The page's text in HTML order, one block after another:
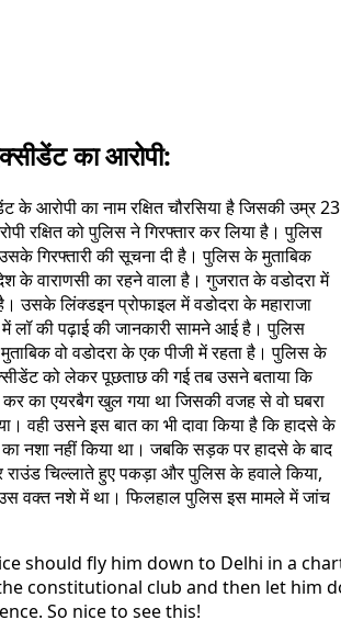
का आरोपी:
के आरोपी का नाम रक्षित चौरसिया है जिसकी उम्र 23
रक्षित को पुलिस ने गिरफ्तार कर लिया है। पुलिस
उसके गिरफ्तारी की सूचना दी है। पुलिस के मुताबिक
के वाराणसी का रहने वाला है। गुजरात के वडोदरा में
उसके लिंक्डइन प्रोफाइल में वडोदरा के महाराजा
में लॉ की पढ़ाई की जानकारी सामने आई है। पुलिस
मुताबिक वो वडोदरा के एक पीजी में रहता है। पुलिस के
को लेकर पूछताछ की गई तब उसने बताया कि
का एयरबैग खुल गया था जिसकी वजह से वो घबरा
वही उसने इस बात का भी दावा किया है कि हादसे के
नशा नहीं किया था। जबकि सड़क पर हादसे के बाद
चिल्लाते हुए पकड़ा और पुलिस के हवाले किया,
वक्त नशे में था। फिलहाल पुलिस इस मामले में जांच
should fly him down to Delhi in a
constitutional club and then let him
So nice to see this!